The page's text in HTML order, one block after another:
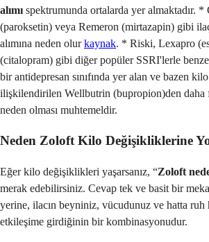
alımı spektrumunda ortalarda yer almaktadır.
(paroksetin) veya Remeron (mirtazapin) gibi
alımına neden olurkaynak. * Riski, Lexapro
(citalopram) gibi diğer popüler SSRI'lerle
bir antidepresan sınıfında yer alan ve bazen
ilişkilendirilen Wellbutrin (bupropion)den daha
neden olması muhtemeldir.
Neden Zoloft Kilo Değişikliklerine
Eğer kilo değişiklikleri yaşarsanız, “Zoloft
merak edebilirsiniz. Cevap tek ve basit bir
yerine, ilacın beyniniz, vücudunuz ve hatta ruh
etkileşime girdiğinin bir kombinasyonudur.